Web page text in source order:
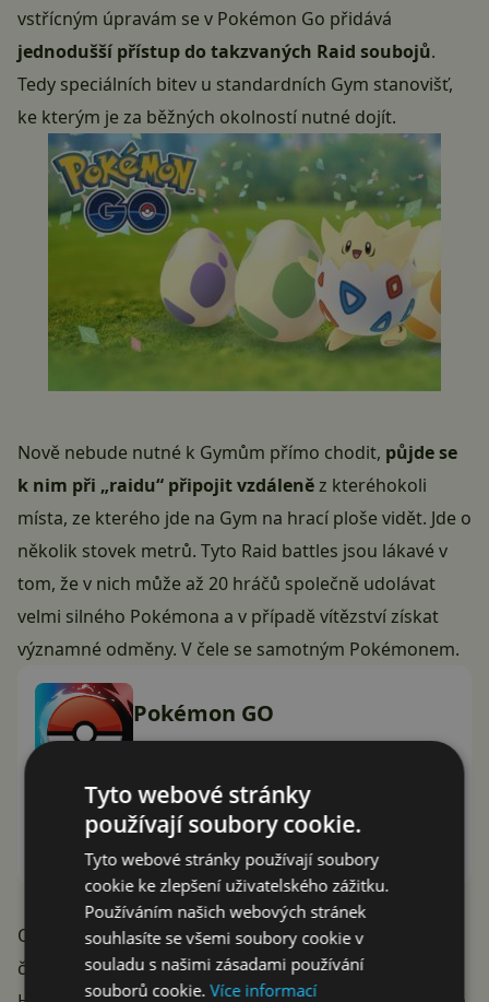
vstřícným úpravám se v Pokémon Go přidává
jednodušší přístup do takzvaných Raid soubojů.
Tedy speciálních bitev u standardních Gym stanovišť,
ke kterým je za běžných okolností nutné dojít.
Nově nebude nutné k Gymům přímo chodit, půjde se
k nim při „raidu“ připojit vzdáleněz kteréhokoli
místa, ze kterého jde na Gym na hrací ploše vidět. Jde o
několik stovek metrů. Tyto Raid battles jsou lákavé v
tom, že v nich může až 20 hráčů společně udolávat
velmi silného Pokémona a v případě vítězství získat
významné odměny. V čele se samotným Pokémonem.
Pokémon GO
Instalovat (Free)
Google Play
Oblíbené „raidy“ se u Gymů spouštějí v určitých
časových intervalech a trvají jen omezenou dobu.
Tyto webové stránky
používají soubory cookie.
Tyto webové stránky používají soubory
cookie ke zlepšení uživatelského zážitku.
Používáním našich webových stránek
souhlasíte se všemi soubory cookie v
souladu s našimi zásadami používání
souborů cookie.Více informací